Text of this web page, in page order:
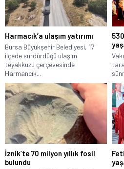
Harmacık’a ulaşım yatırımı
Bursa Büyükşehir Belediyesi, 17
ilçede sürdürdüğü ulaşım
teyakkuzu çerçevesinde
Harmancık...
İznik’te 70 milyon yıllık fosil
bulundu